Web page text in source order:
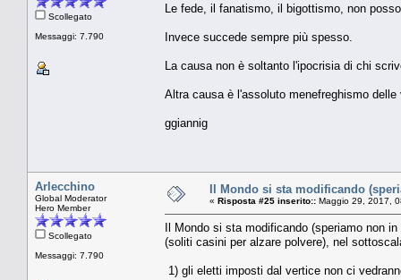
Scollegato
Messaggi: 7.790
Le fede, il fanatismo, il bigottismo, non
Invece succede sempre più spesso.
La causa non è soltanto l'ipocrisia di chi
Altra causa è l'assoluto menefreghismo
ggiannig
Arlecchino
Global Moderator
Hero Member
Scollegato
Messaggi: 7.790
Il Mondo si sta modificando
« Risposta #25 inserito:: Maggio 29, 2017,
Il Mondo si sta modificando (speriamo non
(soliti casini per alzare polvere), nel
1) gli eletti imposti dal vertice non ci